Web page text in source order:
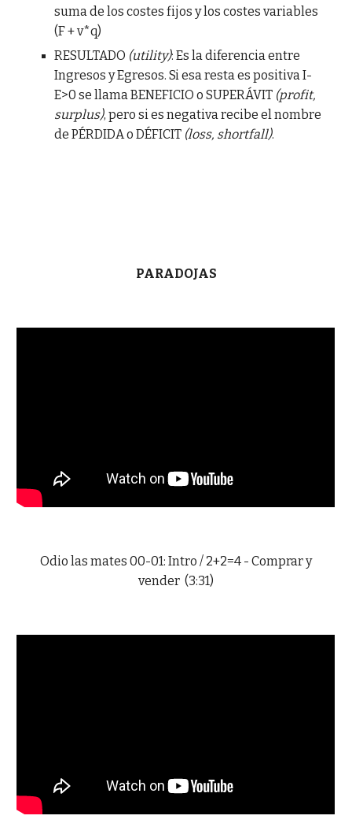
suma de los costes fijos y los costes variables
(F + v*q)
RESULTADO (utility): Es la diferencia entre
Ingresos y Egresos. Si esa resta es positiva I-
E>0 se llama BENEFICIO o SUPERÁVIT (profit,
surplus), pero si es negativa recibe el nombre
de PÉRDIDA o DÉFICIT (loss, shortfall).
PARADOJAS
Odio las mates 00-01: Intro / 2+2=4 - Comprar y
vender (3:31)